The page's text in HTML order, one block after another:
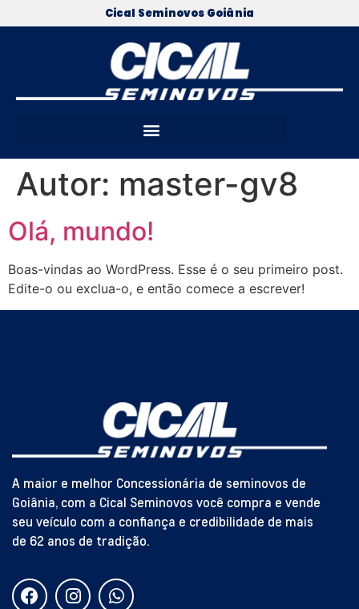
Cical Seminovos Goiânia
Autor: master-gv8
Olá, mundo!
Boas-vindas ao WordPress. Esse é o seu primeiro post.
Edite-o ou exclua-o, e então comece a escrever!
A maior e melhor Concessionária de seminovos de
Goiânia, com a Cical Seminovos você compra e vende
seu veículo com a confiança e credibilidade de mais
de 62 anos de tradição.